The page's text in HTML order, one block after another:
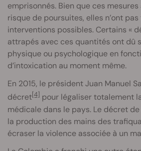
emprisonnés. Bien que ces
risque de poursuites, elles n’ont
interventions possibles. Certains «
attrapés avec ces quantités ont dû
physique ou psychologique en
d’intoxication au moment même.
En 2015, le président Juan Manuel
décret[4] pour légaliser totalement
médicale dans le pays. Le décret
la production des mains des
écraser la violence associée à un